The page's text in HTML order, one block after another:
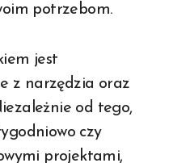
potrzebom.
jest
z narzędzia oraz
od tego,
czy
projektami,